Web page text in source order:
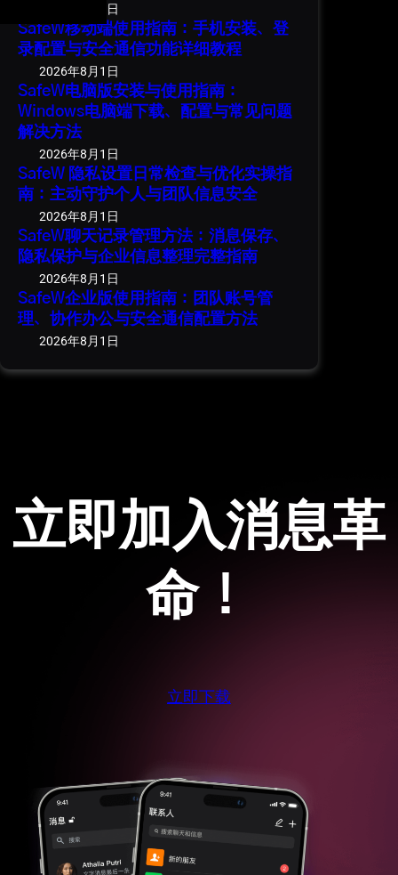
2026年8月1日
SafeW移动端使用指南：手机安装、登
录配置与安全通信功能详细教程
2026年8月1日
SafeW电脑版安装与使用指南：
Windows电脑端下载、配置与常见问题
解决方法
2026年8月1日
SafeW 隐私设置日常检查与优化实操指
南：主动守护个人与团队信息安全
2026年8月1日
SafeW聊天记录管理方法：消息保存、
隐私保护与企业信息整理完整指南
2026年8月1日
SafeW企业版使用指南：团队账号管
理、协作办公与安全通信配置方法
2026年8月1日
立即加入消息革
命！
立即下载